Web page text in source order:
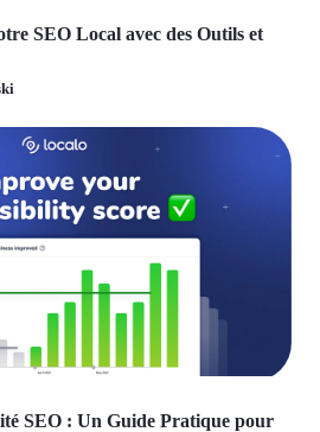
SEO Local avec des Outils et
SEO : Un Guide Pratique pour